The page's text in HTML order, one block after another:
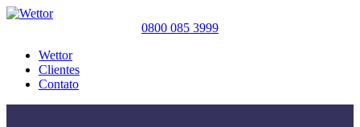
0800 085 3999
Wettor
Clientes
Contato